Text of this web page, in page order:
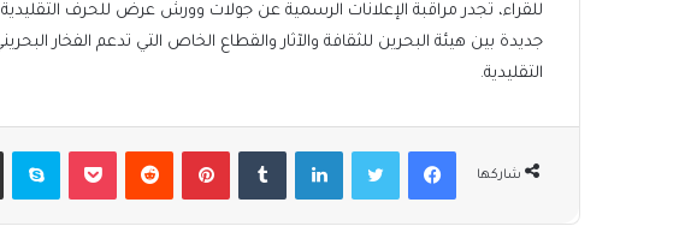
للقراء، تجدر مراقبة الإعلانات الرسمية عن جولات وورش عرض للحرف
جديدة بين هيئة البحرين للثقافة والآثار والقطاع الخاص التي تدعم الفخار
التقليدية.
شاركها
فيسبوكتويتر لينكدإن بينتيريست بوكيت